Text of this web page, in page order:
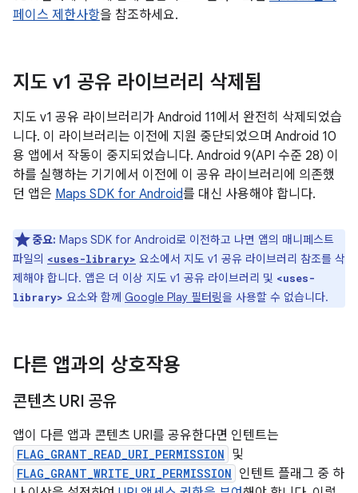
페이스 제한사항을 참조하세요.
지도 v1 공유 라이브러리 삭제됨
지도 v1 공유 라이브러리가 Android 11에서 완전히 삭제되었습
니다. 이 라이브러리는 이전에 지원 중단되었으며 Android 10
용 앱에서 작동이 중지되었습니다. Android 9(API 수준 28) 이
하를 실행하는 기기에서 이전에 이 공유 라이브러리에 의존했
던 앱은 Maps SDK for Android를 대신 사용해야 합니다.
중요: Maps SDK for Android로 이전하고 나면 앱의 매니페스트
파일의 <uses-library> 요소에서 지도 v1 공유 라이브러리 참조를 삭
제해야 합니다. 앱은 더 이상 지도 v1 공유 라이브러리 및 <uses-
library> 요소와 함께 Google Play 필터링을 사용할 수 없습니다.
다른 앱과의 상호작용
콘텐츠 URI 공유
앱이 다른 앱과 콘텐츠 URI를 공유한다면 인텐트는
FLAG_GRANT_READ_URI_PERMISSION 및
FLAG_GRANT_WRITE_URI_PERMISSION 인텐트 플래그 중 하